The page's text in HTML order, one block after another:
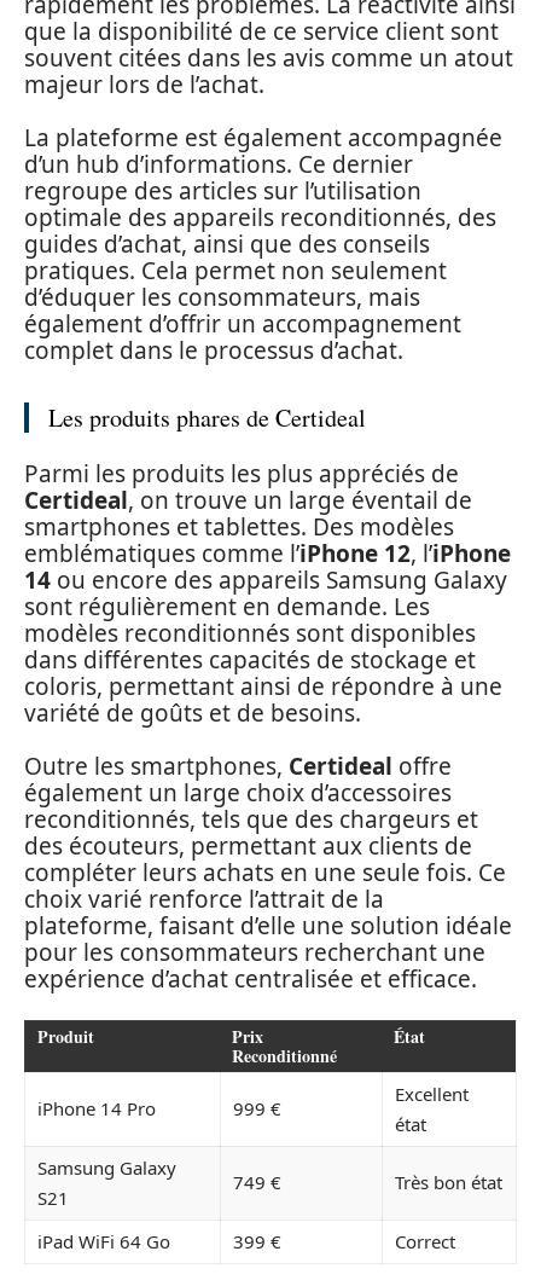
que la disponibilité de ce service client sont
souvent citées dans les avis comme un atout
majeur lors de l’achat.
La plateforme est également accompagnée
d’un hub d’informations. Ce dernier
regroupe des articles sur l’utilisation
optimale des appareils reconditionnés, des
guides d’achat, ainsi que des conseils
pratiques. Cela permet non seulement
d’éduquer les consommateurs, mais
également d’offrir un accompagnement
complet dans le processus d’achat.
Les produits phares de Certideal
Parmi les produits les plus appréciés de
Certideal, on trouve un large éventail de
smartphones et tablettes. Des modèles
emblématiques comme l’iPhone 12, l’iPhone
14 ou encore des appareils Samsung Galaxy
sont régulièrement en demande. Les
modèles reconditionnés sont disponibles
dans différentes capacités de stockage et
coloris, permettant ainsi de répondre à une
variété de goûts et de besoins.
Outre les smartphones, Certideal offre
également un large choix d’accessoires
reconditionnés, tels que des chargeurs et
des écouteurs, permettant aux clients de
compléter leurs achats en une seule fois. Ce
choix varié renforce l’attrait de la
plateforme, faisant d’elle une solution idéale
pour les consommateurs recherchant une
expérience d’achat centralisée et efficace.
Produit Prix
Reconditionné
État
iPhone 14 Pro 999 €
Excellent
état
Samsung Galaxy
S21
749 € Très bon état
iPad WiFi 64 Go 399 € Correct